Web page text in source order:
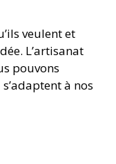
veulent et
L’artisanat
pouvons
à nos